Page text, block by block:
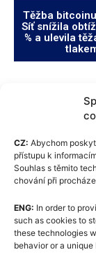
CZ: Abychom
přístupu k
Souhlas s těmito
chování při
ENG: In order to
such as cookies to
these technologies
behavior or a
Těžba
Síť snížila
% a ulevila
Zásady cookies
GDPR